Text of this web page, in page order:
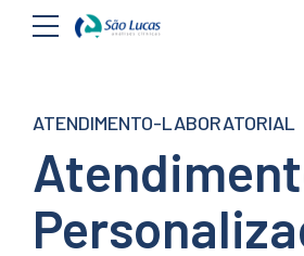
ATENDIMENTO-LABORATORIAL